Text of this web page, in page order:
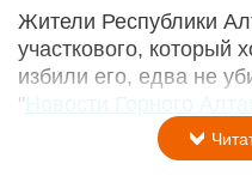
Жители Республики
участкового, который
избили его, едва не
"Новости Горного Алтая